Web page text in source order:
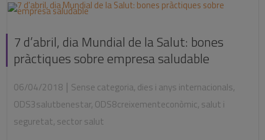
7 d’abril, dia Mundial de la Salut: bones
pràctiques sobre empresa saludable
06/04/2018 | Sense categoria, dies i anys internacionals,
ODS3salutbenestar, ODS8creixementeconòmic, salut i
seguretat, sector salut